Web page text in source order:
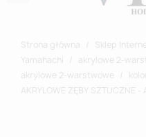
Strona główna Sklep
Yamahachi
akrylowe 2-
akrylowe 2-warstwowe
AKRYLOWE ZĘBY SZTUCZNE -